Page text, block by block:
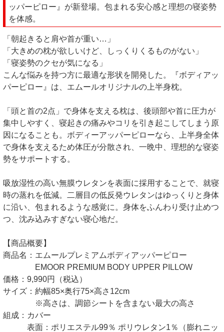
ッパーピロー』が新登場。包まれる安心感と理想の寝姿勢
を体感。
「朝起きると肩や首が重い…」
「大きめの枕が欲しいけど、しっくりくるものがない」
「寝姿勢のクセが気になる」
こんな悩みを持つ方に最適な形状を開発した。『ボディアッ
パーピロー』は、エムールオリジナルの上半身枕。
「頭と首の2点」で身体を支える枕は、後頭部や首に圧力が
集中しやすく、寝起きの痛みやコリを引き起こしてしまう原
因になることも。ボディーアッパーピローなら、上半身全体
で身体を支えるため体圧が分散され、一晩中、理想的な寝姿
勢をサポートする。
吸放湿性の高い無膜ウレタンを表面に採用することで、就寝
時の蒸れを低減。二層目の低反発ウレタンはゆっくりと身体
に沿い、包まれるような感覚に。身体をふんわり受け止めつ
つ、沈み込みすぎない寝心地だ。
【商品概要】
商品名：エムールプレミアムボディアッパーピロー
EMOOR PREMIUM BODY UPPER PILLOW
価格：9,990円（税込）
サイズ：約幅85×奥行75×高さ12cm
※高さは、調節シートを含まない最大の高さ
組成：カバー
表面：ポリエステル99％ ポリウレタン1％（膨れニッ